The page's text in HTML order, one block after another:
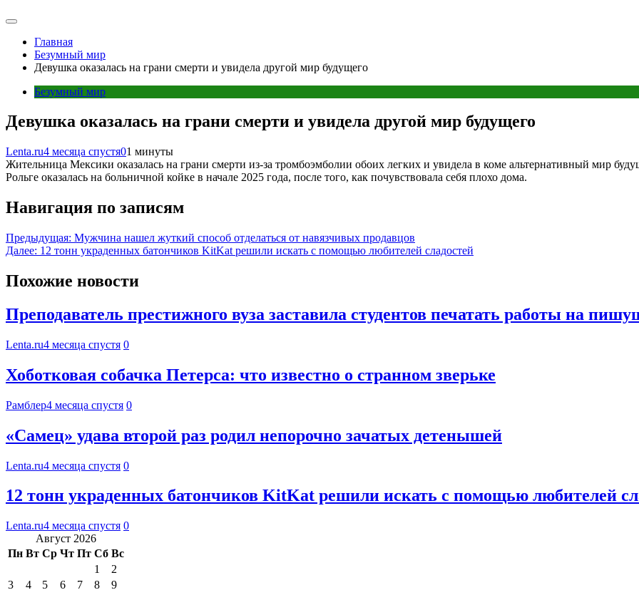
Главная
Безумный мир
Девушка оказалась на грани смерти и увидела другой мир будущего
Безумный мир
Девушка оказалась на грани смерти и увидела другой мир будущего
Lenta.ru4 месяца спустя01 минуты
Жительница Мексики оказалась на грани смерти из-за тромбоэмболии обоих легких и увидела в коме альтернативный мир
Рольге оказалась на больничной койке в начале 2025 года, после того, как почувствовала себя плохо дома.
Навигация по записям
Предыдущая: Мужчина нашел жуткий способ отделаться от навязчивых продавцов
Далее: 12 тонн украденных батончиков KitKat решили искать с помощью любителей сладостей
Похожие новости
Преподаватель престижного вуза заставила студентов печатать работы на
Lenta.ru4 месяца спустя 0
Хоботковая собачка Петерса: что известно о странном зверьке
Рамблер4 месяца спустя 0
«Самец» удава второй раз родил непорочно зачатых детенышей
Lenta.ru4 месяца спустя 0
12 тонн украденных батончиков KitKat решили искать с помощью любителей
Lenta.ru4 месяца спустя 0
Август 2026
Пн Вт Ср Чт Пт Сб Вс
1
2
3
4 5 6 7 8
9